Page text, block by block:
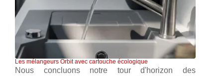
Les mélangeurs Orbit avec cartouche écologique
Nous concluons notre tour d'horizon des